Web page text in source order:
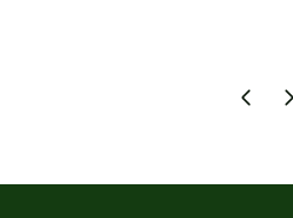
Pagina precedente
Pagina